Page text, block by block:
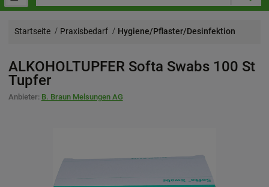
Startseite Praxisbedarf Hygiene/Pflaster/Desinfektion
ALKOHOLTUPFER Softa Swabs 100 St
Tupfer
Anbieter: B. Braun Melsungen AG